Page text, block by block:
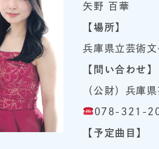
矢野 百華
【場所】
兵庫県立芸術
【 問い合わせ】
（公財）兵庫
078-321-
【予定曲目】